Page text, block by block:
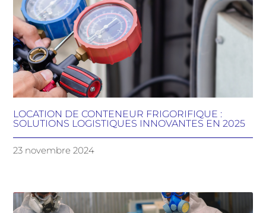
LOCATION DE CONTENEUR FRIGORIFIQUE :
SOLUTIONS LOGISTIQUES INNOVANTES EN 2025
23 novembre 2024